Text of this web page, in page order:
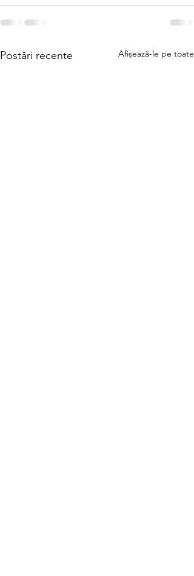
Postări recente Afișează-le pe toate